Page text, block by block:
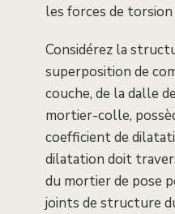
les forces de
Considérez la
superposition de
couche, de la dalle
mortier-colle,
coefficient de
dilatation doit
du mortier de pose
joints de structure